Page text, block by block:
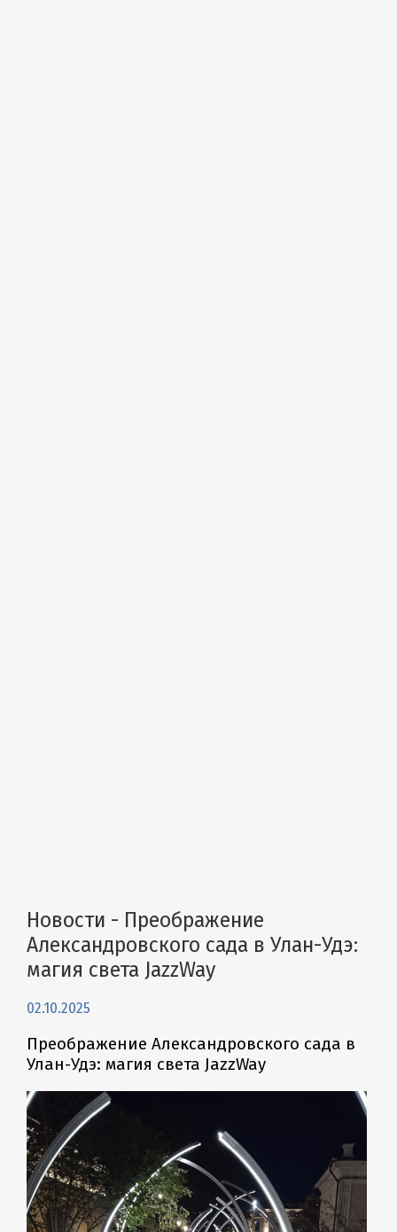
Новости - Преображение
Александровского сада в Улан-Удэ:
магия света JazzWay
02.10.2025
Преображение Александровского сада в
Улан-Удэ: магия света JazzWay